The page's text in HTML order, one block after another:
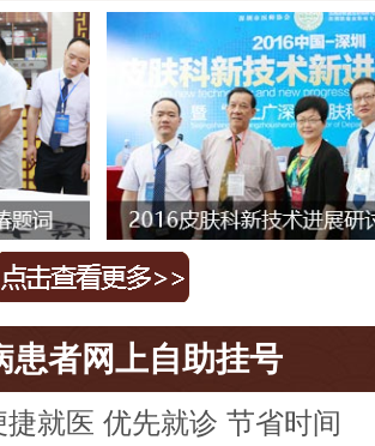
患者网上自助挂号
捷就医 优先就诊 节省时间